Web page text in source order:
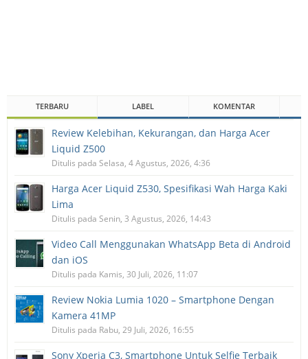
TERBARU LABEL KOMENTAR
Review Kelebihan, Kekurangan, dan Harga Acer
Liquid Z500
Ditulis pada Selasa, 4 Agustus, 2026, 4:36
Harga Acer Liquid Z530, Spesifikasi Wah Harga Kaki
Lima
Ditulis pada Senin, 3 Agustus, 2026, 14:43
Video Call Menggunakan WhatsApp Beta di Android
dan iOS
Ditulis pada Kamis, 30 Juli, 2026, 11:07
Review Nokia Lumia 1020 – Smartphone Dengan
Kamera 41MP
Ditulis pada Rabu, 29 Juli, 2026, 16:55
Sony Xperia C3, Smartphone Untuk Selfie Terbaik